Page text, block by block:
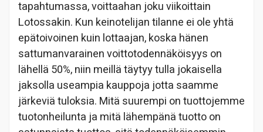
tapahtumassa, voittaahan joku viikoittain
Lotossakin. Kun keinotelijan tilanne ei ole yhtä
epätoivoinen kuin lottaajan, koska hänen
sattumanvarainen voittotodennäköisyys on
lähellä 50%, niin meillä täytyy tulla jokaisella
jaksolla useampia kauppoja jotta saamme
järkeviä tuloksia. Mitä suurempi on tuottojemme
tuotonheilunta ja mitä lähempänä tuotto on